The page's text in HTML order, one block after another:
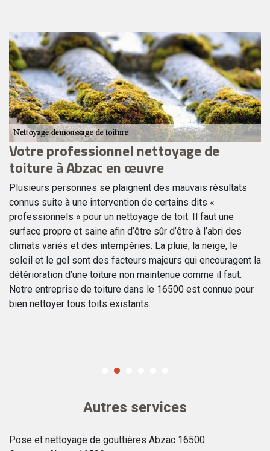
Votre professionnel nettoyage de
toiture à Abzac en œuvre
Plusieurs personnes se plaignent des mauvais résultats
connus suite à une intervention de certains dits «
professionnels » pour un nettoyage de toit. Il faut une
surface propre et saine afin d’être sûr d’être à l’abri des
climats variés et des intempéries. La pluie, la neige, le
soleil et le gel sont des facteurs majeurs qui encouragent la
détérioration d’une toiture non maintenue comme il faut.
Notre entreprise de toiture dans le 16500 est connue pour
bien nettoyer tous toits existants.
Autres services
Pose et nettoyage de gouttières Abzac 16500